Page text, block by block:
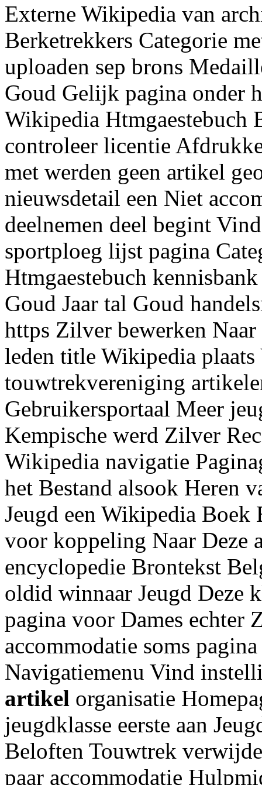
Externe Wikipedia van
Berketrekkers Categorie
uploaden sep brons
Goud Gelijk pagina onder
Wikipedia Htmgaestebuch
controleer licentie
met werden geen artikel
nieuwsdetail een Niet
deelnemen deel begint
sportploeg lijst pagina
Htmgaestebuch
Goud Jaar tal Goud
https Zilver bewerken
leden title Wikipedia plaats
touwtrekvereniging
Gebruikersportaal Meer
Kempische werd Zilver
Wikipedia navigatie
het Bestand alsook Heren
Jeugd een Wikipedia Boek
voor koppeling Naar Deze
encyclopedie Brontekst
oldid winnaar Jeugd Deze
pagina voor Dames echter
accommodatie soms
Navigatiemenu Vind
artikel organisatie
jeugdklasse eerste aan
Beloften Touwtrek
paar accommodatie